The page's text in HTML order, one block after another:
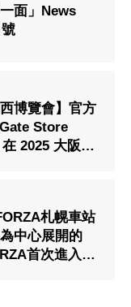
一面」News
西博覽會】官方
Store
2025 大阪・
札幌車站
中心展開的
首次進入札